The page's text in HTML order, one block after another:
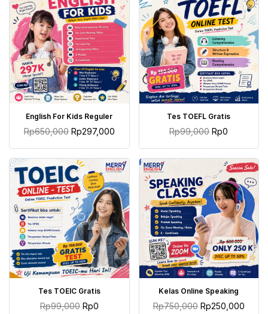
TAMBAH KE KERANJANG
English For Kids Reguler
Rp650,000 Rp297,000
TAMBAH KE KERANJANG
Tes TOEFL Gratis
Rp99,000 Rp0
TAMBAH KE KERANJANG
Tes TOEIC Gratis
Rp99,000 Rp0
TAMBAH KE KERANJANG
Kelas Online Speaking
Rp750,000 Rp250,000